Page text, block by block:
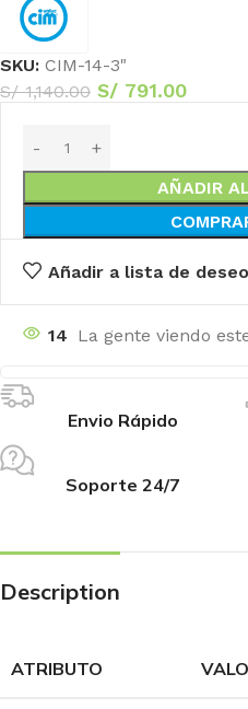
SKU: CIM-14-3"
S/1,140.00 S/ 791.00
AÑADIR
Añadir a lista de
14 La gente viendo
Envio Rápido
Soporte 24/7
Description
ATRIBUTO